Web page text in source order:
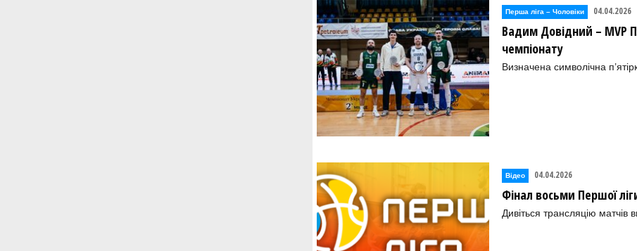
Перша лiга – Чоловiки 04.04.2026
Вадим Довідний – MVP
чемпіонату
Визначена символічна
Відео 04.04.2026
Фінал восьми Першої
Дивіться трансляцію матчів